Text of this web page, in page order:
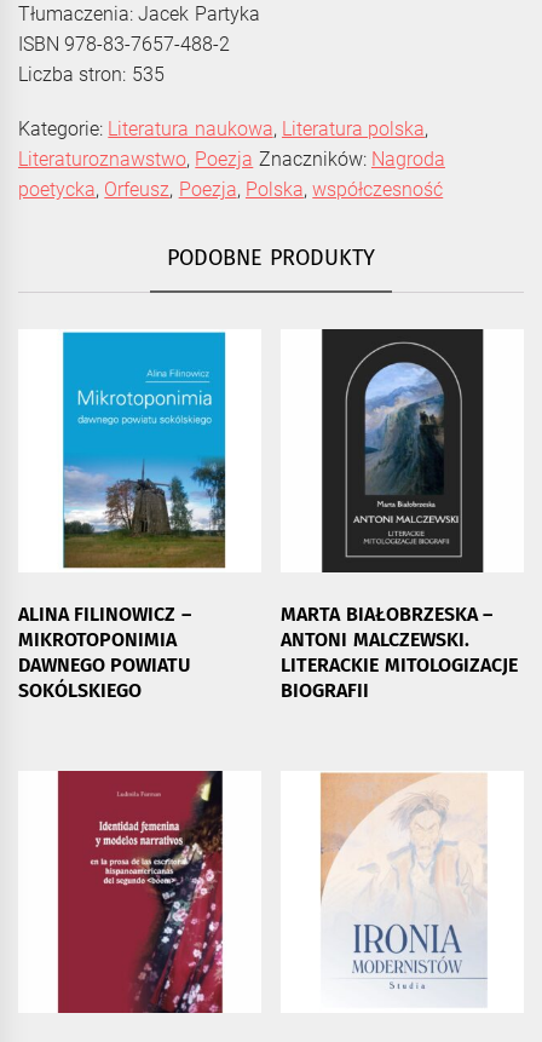
Tłumaczenia: Jacek Partyka
ISBN 978-83-7657-488-2
Liczba stron: 535
Kategorie: Literatura naukowa, Literatura polska,
Literaturoznawstwo, Poezja Znaczników: Nagroda
poetycka, Orfeusz, Poezja, Polska,współczesność
PODOBNE PRODUKTY
ALINA FILINOWICZ –
MIKROTOPONIMIA
DAWNEGO POWIATU
SOKÓLSKIEGO
MARTA BIAŁOBRZESKA –
ANTONI MALCZEWSKI.
LITERACKIE MITOLOGIZACJE
BIOGRAFII